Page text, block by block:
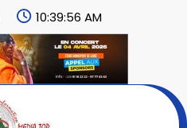
10:39:57 AM